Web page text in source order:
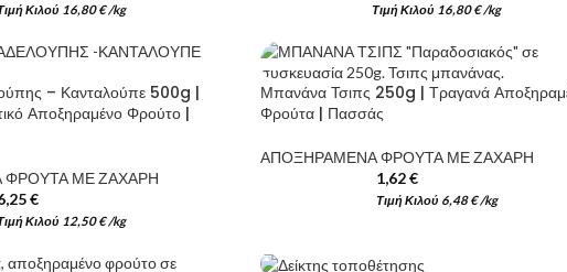
Κιλού 16,80€ /kg Τιμή Κιλού 16,80€ /kg
– Κανταλούπε 500g |
Αποξηραμένο Φρούτο |
ΜΕ ΖΑΧΑΡΗ
€
Κιλού 12,50€ /kg
Μπανάνα Τσιπς 250g | Τραγανά
Φρούτα | Πασσάς
ΑΠΟΞΗΡΑΜΕΝΑ ΦΡΟΥΤΑ ΜΕ ΖΑΧΑΡΗ
1,62€
Τιμή Κιλού 6,48€ /kg